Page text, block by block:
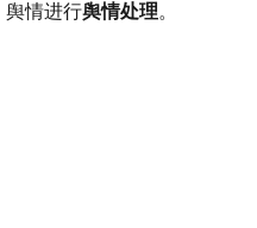
舆情进行舆情处理。